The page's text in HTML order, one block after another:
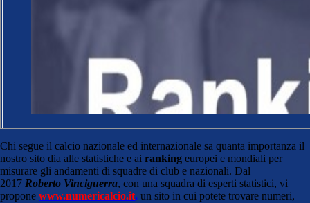
Chi segue il calcio nazionale ed internazionale sa quanta importanza il
nostro sito dia alle statistiche e ai ranking europei e mondiali per
misurare gli andamenti di squadre di club e nazionali. Dal
2017 Roberto Vinciguerra, con una squadra di esperti statistici, vi
propone www.numericalcio.it, un sito in cui potete trovare numeri,